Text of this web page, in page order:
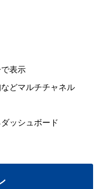
表示
どマルチチャネル
ッシュボード